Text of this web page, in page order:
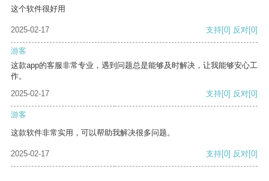
这个软件很好用
2025-02-17 支持[0] 反对[0]
游客
这款app的客服非常专业，遇到问题总是能够及时解决，让我能够安心工
作。
2025-02-17
支持[0] 反对[0]
游客
这款软件非常实用，可以帮助我解决很多问题。
2025-02-17 支持[0] 反对[0]